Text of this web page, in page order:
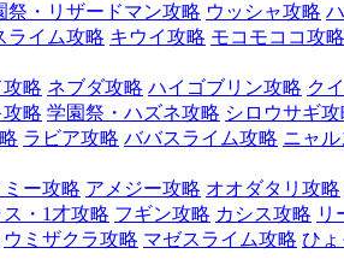
祭・リザードマン攻略 ウッシャ攻略
ライム攻略 キウイ攻略 モコモココ攻略
略 ネブダ攻略 ハイゴブリン攻略 ク
略 学園祭・ハズネ攻略 シロウサギ攻
ラビア攻略 ババスライム攻略 ニャ
ミー攻略 アメジー攻略 オオダタリ攻略
・1才攻略 フギン攻略 カシス攻略 リ
ウミザクラ攻略 マゼスライム攻略 ひょ